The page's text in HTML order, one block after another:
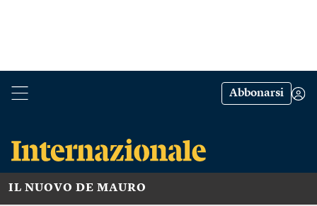
Abbonarsi
IL NUOVO DE MAURO